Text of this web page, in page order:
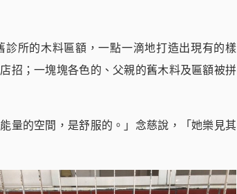
所的木料匾額，一點一滴地打造出現有的樣
招；一塊塊各色的、父親的舊木料及匾額被拼
量的空間，是舒服的。」念慈說，「她樂見其